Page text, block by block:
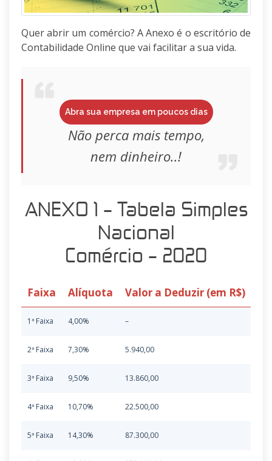
Quer abrir um comércio? A Anexo é o escritório de
Contabilidade Online que vai facilitar a sua vida.
Abra sua empresa em poucos dias
Não perca mais tempo,
nem dinheiro..!
ANEXO 1 – Tabela Simples
Nacional
Comércio – 2020
Faixa Alíquota Valor a Deduzir (em R$)
1ª Faixa 4,00% –
2ª Faixa 7,30% 5.940,00
3ª Faixa 9,50% 13.860,00
4ª Faixa 10,70% 22.500,00
5ª Faixa 14,30% 87.300,00